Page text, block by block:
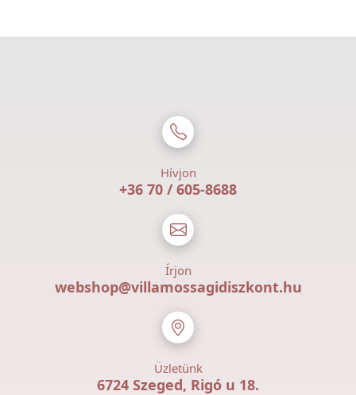
Hívjon
+36 70 / 605-8688
Írjon
webshop@villamossagidiszkont.hu
Üzletünk
6724 Szeged, Rigó u 18.